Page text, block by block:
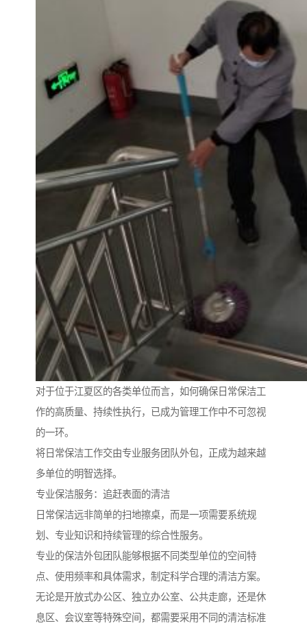
对于位于江夏区的各类单位而言，如何确保日常保洁工
作的高质量、持续性执行，已成为管理工作中不可忽视
的一环。
将日常保洁工作交由专业服务团队外包，正成为越来越
多单位的明智选择。
专业保洁服务：追赶表面的清洁
日常保洁远非简单的扫地擦桌，而是一项需要系统规
划、专业知识和持续管理的综合性服务。
专业的保洁外包团队能够根据不同类型单位的空间特
点、使用频率和具体需求，制定科学合理的清洁方案。
无论是开放式办公区、独立办公室、公共走廊，还是休
息区、会议室等特殊空间，都需要采用不同的清洁标准